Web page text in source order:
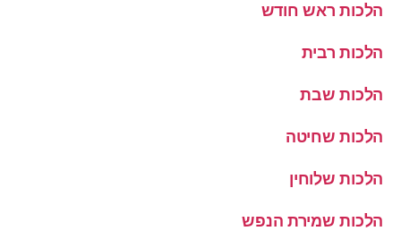
הלכות ראש חודש
הלכות רבית
הלכות שבת
הלכות שחיטה
הלכות שלוחין
הלכות שמירת הנפש